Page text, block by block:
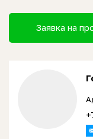
Заявка на